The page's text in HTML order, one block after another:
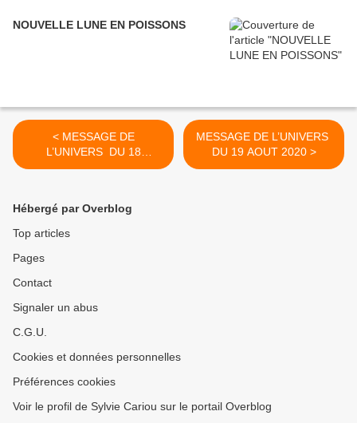
NOUVELLE LUNE EN POISSONS
< MESSAGE DE
L’UNIVERS DU 18
AOUT 2020 ​​​​​​​
MESSAGE DE L’UNIVERS
DU 19 AOUT 2020 >
Hébergé par Overblog
Top articles
Pages
Contact
Signaler un abus
C.G.U.
Cookies et données personnelles
Préférences cookies
Voir le profil de Sylvie Cariou sur le portail Overblog